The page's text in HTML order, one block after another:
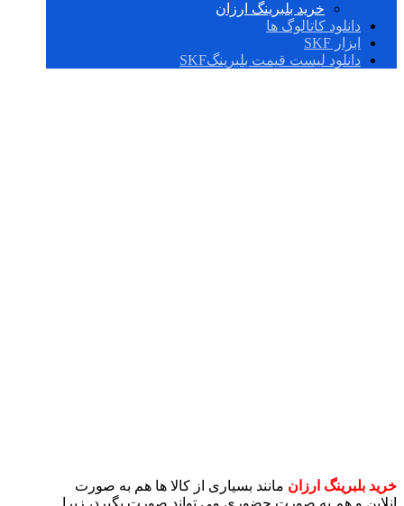
خرید بلبرینگ ارزان
دانلود کاتالوگ ها
ابزار SKF
دانلود لیست قیمت بلبرینگSKF
خرید بلبرینگ ارزان مانند بسیاری از کالا ها هم به صورت
انلاین و هم به صورت حضوری می تواند صورت بگیرد، زیرا